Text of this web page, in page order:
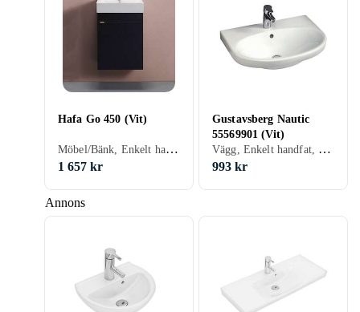
Annons
Hafa Go 450 (Vit)
Möbel/Bänk, Enkelt handfat, 450 mm, Vit
1 657 kr
Gustavsberg Nautic
55569901 (Vit)
Vägg, Enkelt handfat, 560 mm, Vit
993 kr